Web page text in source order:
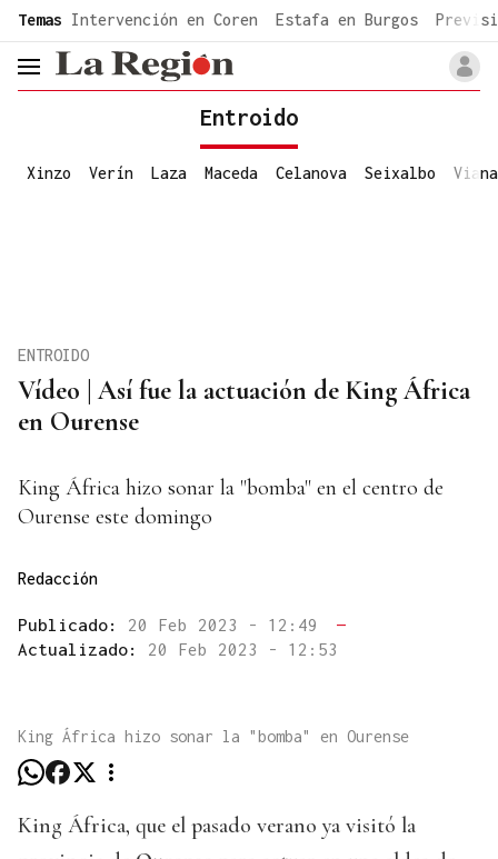
common.go-to-content
Temas Intervención en Coren Estafa en Burgos
header.menu.open
Entroido
Xinzo Verín Laza Maceda Celanova Seixalbo Viana
Vídeo | Así fue la actuación de King África
en Ourense
ENTROIDO
King África hizo sonar la "bomba" en el centro de
Ourense este domingo
Redacción
Publicado: 20 Feb 2023 - 12:49
—
Actualizado: 20 Feb 2023 - 12:53
King África hizo sonar la "bomba" en Ourense
King África, que el pasado verano ya visitó la